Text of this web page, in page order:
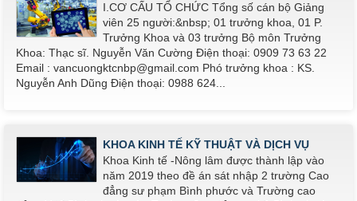
I.CƠ CẤU TỔ CHỨC Tổng số cán bộ Giảng
viên 25 người:&nbsp; 01 trưởng khoa, 01 P.
Trưởng Khoa và 03 trưởng Bộ môn Trưởng
Khoa: Thạc sĩ. Nguyễn Văn Cường Điện thoại: 0909 73 63 22
Email : vancuongktcnbp@gmail.com Phó trưởng khoa : KS.
Nguyễn Anh Dũng Điện thoại: 0988 624...
KHOA KINH TẾ KỸ THUẬT VÀ DỊCH VỤ
Khoa Kinh tế -Nông lâm được thành lập vào
năm 2019 theo đề án sát nhập 2 trường Cao
đẳng sư phạm Bình phước và Trường cao